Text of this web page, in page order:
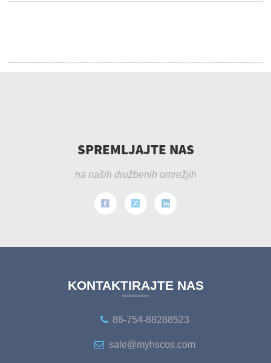
SPREMLJAJTE NAS
na naših družbenih omrežjih
KONTAKTIRAJTE NAS
86-754-88288523
sale@myhscos.com